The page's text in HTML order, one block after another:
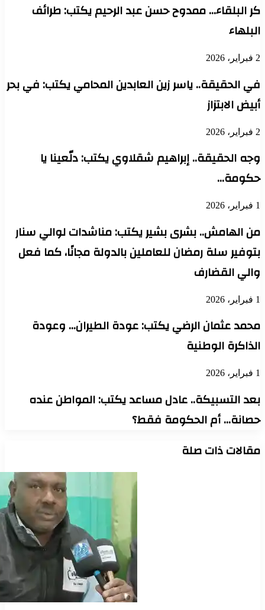
كر البلقاء… ممدوح حسن عبد الرحيم يكتب: طرائف
البلهاء
2 فبراير، 2026
في الحقيقة.. ياسر زين العابدين المحامي يكتب: في بحر
أبيض الابتزاز
2 فبراير، 2026
وجه الحقيقة.. إبراهيم شقلاوي يكتب: دلّعينا يا
حكومة…
1 فبراير، 2026
من الهامش.. بشرى بشير يكتب: مناشدات لوالي سنار
بتوفير سلة رمضان للعاملين بالدولة مجانًا، كما فعل
والي القضارف
1 فبراير، 2026
محمد عثمان الرضي يكتب: عودة الطيران… وعودة
الذاكرة الوطنية
1 فبراير، 2026
بعد التسبيكة.. عادل مساعد يكتب: المواطن عنده
حصانة… أم الحكومة فقط؟
مقالات ذات صلة